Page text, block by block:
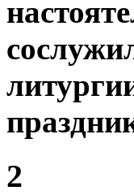
2